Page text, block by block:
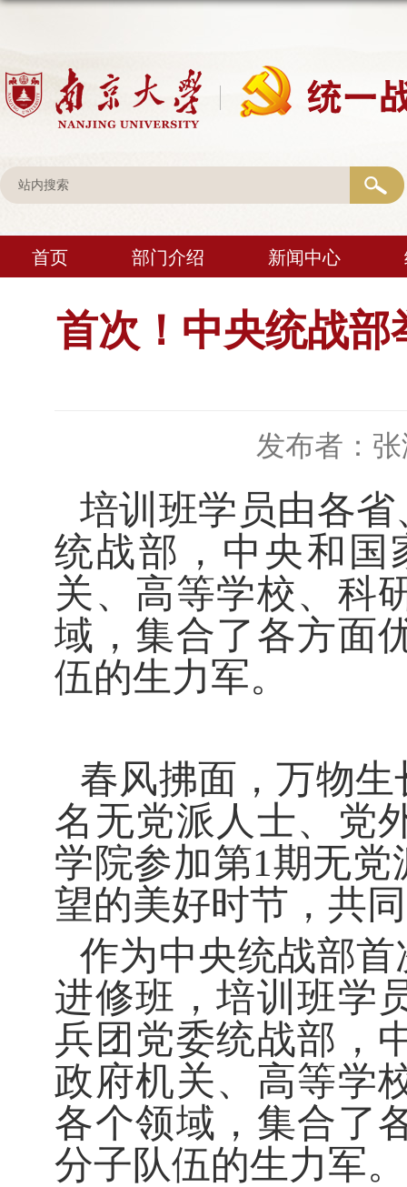
首页 部门介绍 新闻中心
首次！中央统战
发布者：
培训班学员由各
统战部，中央和国
关、高等学校、科
域，集合了各方面
伍的生力军。
春风拂面，万物生
名无党派人士、党
学院参加第1期无党
望的美好时节，共
作为中央统战部
进修班，培训班学
兵团党委统战部，
政府机关、高等学
各个领域，集合了
分子队伍的生力军。